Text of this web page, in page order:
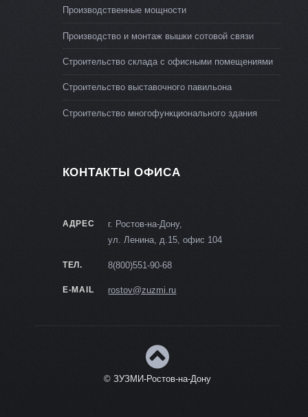
Производственные мощности
Производство и монтаж вышки сотовой связи
Строительство склада с офисными помещениями
Строительство выставочного павильона
Строительство многофункционального здания
КОНТАКТЫ ОФИСА
АДРЕС
г. Ростов-на-Дону,
ул. Ленина, д.15, офис 104
ТЕЛ. 8(800)551-90-68
E-MAIL rostov@zuzmi.ru
© ЗУЗМИ-Ростов-на-Дону